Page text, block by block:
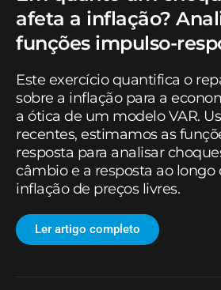
afeta a inflação?
funções impulso-
Este exercício quantifica o
sobre a inflação para a
a ótica de um modelo VAR.
recentes, estimamos as
resposta para analisar
câmbio e a resposta ao longo
inflação de preços livres.
Ler artigo completo